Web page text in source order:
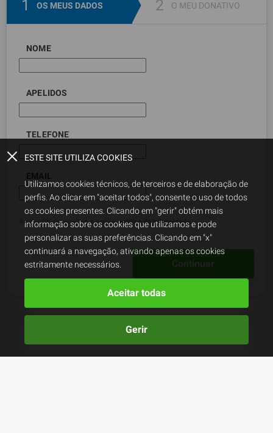
OS MEUS DADOS O MEU DONATIVO
NOME
APELIDOS
TELEFONE
EMAIL
Ao continuar, aceitas a nossapolítica de privacidade .
Continuar
ESTE SITE UTILIZA COOKIES
Utilizamos cookies técnicos, de terceiros e de elaboração de
perfis. Ao clicar em "aceitar todos", consente o uso de todos
os cookies presentes. Clicando em "gerir" obtém mais
informação sobre os cookies que utilizamos e pode
personalizar as suas preferências. Clicando em "x"
continuará a navegação, ativando apenas os cookies
estritamente necessários.
Aceitar todas
Gerir